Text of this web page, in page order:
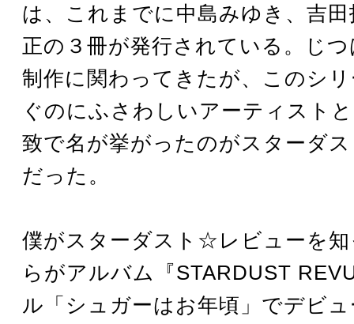
は、これまでに中島みゆき、吉
正の３冊が発行されている。じ
制作に関わってきたが、このシ
ぐのにふさわしいアーティスト
致で名が挙がったのがスターダ
だった。
僕がスターダスト☆レビューを
らがアルバム『STARDUST
ル「シュガーはお年頃」でデビ